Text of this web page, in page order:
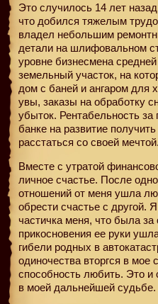
Это случилось 14 лет
что добился тяжелым
владел небольшим
детали на шлифовальном
уровне бизнесмена
земельный участок, на
дом с баней и ангаром для
увы, заказы на обработку
убыток. Рентабельность за
банке на развитие
расстаться со своей мечтой.
Вместе с утратой
личное счастье. После
отношений от меня ушла
обрести счастье с другой.
частичка меня, что была
прикосновения ее руки
гибели родных в
одиночества вторгся в мое
способность любить. Это
в моей дальнейшей судьбе.